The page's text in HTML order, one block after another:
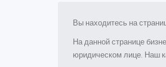
Вы находитесь на
На данной странице
юридическом лице. Наш